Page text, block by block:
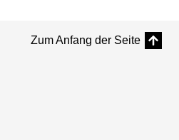
Zum Anfang der Seite